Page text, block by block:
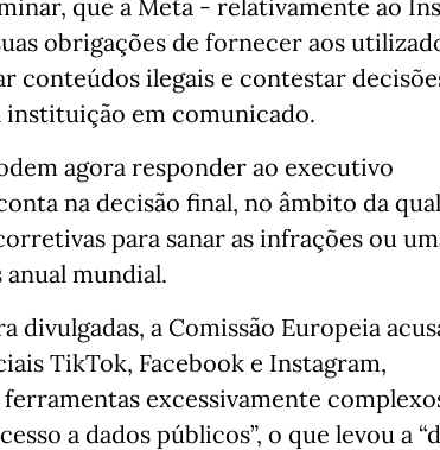
que a Meta - relativamente ao
obrigações de fornecer aos
conteúdos ilegais e contestar
instituição em comunicado.
agora responder ao executivo
na decisão final, no âmbito da
para sanar as infrações ou
mundial.
divulgadas, a Comissão Europeia
TikTok, Facebook e Instagram,
excessivamente
a dados públicos”, o que levou a